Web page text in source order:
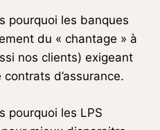
pourquoi les banques
du « chantage » à
nos clients) exigeant
d’assurance.
pourquoi les LPS